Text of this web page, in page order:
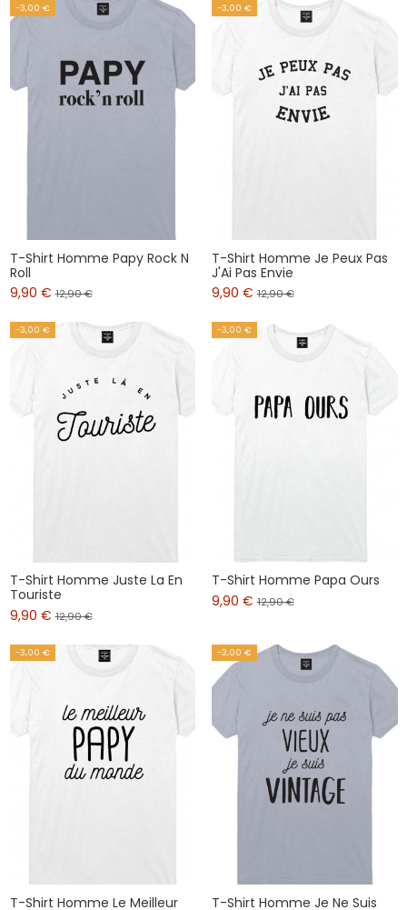
-3,00 €
T-Shirt Homme Papy Rock N
Roll
9,90 €12,90 €
-3,00 €
T-Shirt Homme Je Peux Pas
J'Ai Pas Envie
9,90 €12,90 €
-3,00 €
T-Shirt Homme Juste La En
Touriste
9,90 €12,90 €
-3,00 €
T-Shirt Homme Papa Ours
9,90 €12,90 €
-3,00 €
T-Shirt Homme Le Meilleur
-3,00 €
T-Shirt Homme Je Ne Suis